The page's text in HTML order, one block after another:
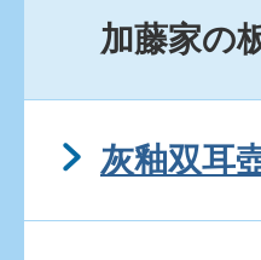
加藤家の
灰釉双耳